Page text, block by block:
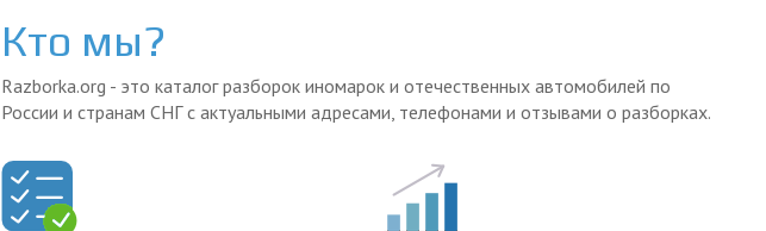
Кто мы?
Razborka.org - это каталог разборок иномарок и отечественных автомобилей по
России и странам СНГ с актуальными адресами, телефонами и отзывами о разборках.